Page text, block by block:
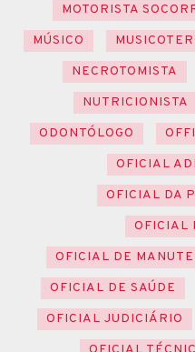
MOTORISTA
MÚSICO
NECROTOMISTA
NUTRICIONISTA
ODONTÓLOGO
OFICIAL
OFICIAL DA
OFICIAL
OFICIAL DE
OFICIAL DE SAÚDE
OFICIAL JUDICIÁRIO